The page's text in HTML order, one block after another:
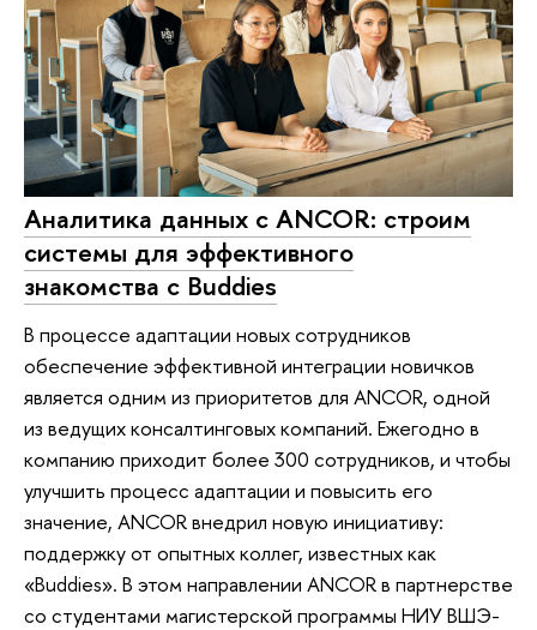
Аналитика данных с ANCOR: строим
системы для эффективного
знакомства с Buddies
В процессе адаптации новых сотрудников
обеспечение эффективной интеграции новичков
является одним из приоритетов для ANCOR, одной
из ведущих консалтинговых компаний. Ежегодно в
компанию приходит более 300 сотрудников, и чтобы
улучшить процесс адаптации и повысить его
значение, ANCOR внедрил новую инициативу:
поддержку от опытных коллег, известных как
«Buddies». В этом направлении ANCOR в партнерстве
со студентами магистерской программы НИУ ВШЭ-